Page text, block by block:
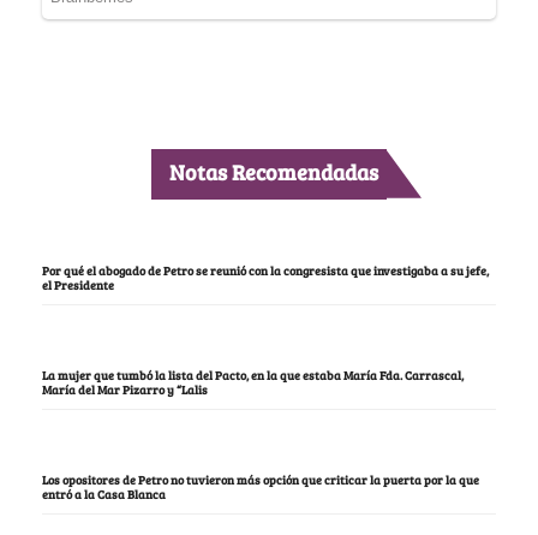
Notas Recomendadas
Por qué el abogado de Petro se reunió con la congresista que investigaba a su jefe,
el Presidente
La mujer que tumbó la lista del Pacto, en la que estaba María Fda. Carrascal,
María del Mar Pizarro y “Lalis
Los opositores de Petro no tuvieron más opción que criticar la puerta por la que
entró a la Casa Blanca